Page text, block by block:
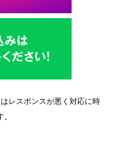
レスポンスが悪く対応に時